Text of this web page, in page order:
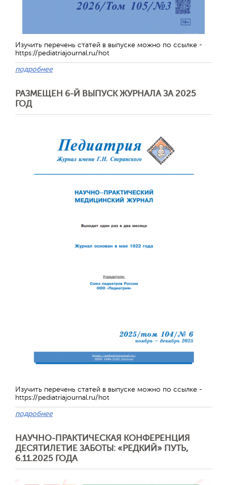
Изучить перечень статей в выпуске можно по ссылке -
https://pediatriajournal.ru/hot
подробнее
РАЗМЕЩЕН 6-Й ВЫПУСК ЖУРНАЛА ЗА 2025
ГОД
Изучить перечень статей в выпуске можно по ссылке -
https://pediatriajournal.ru/hot
подробнее
НАУЧНО-ПРАКТИЧЕСКАЯ КОНФЕРЕНЦИЯ
ДЕСЯТИЛЕТИЕ ЗАБОТЫ: «РЕДКИЙ» ПУТЬ,
6.11.2025 ГОДА